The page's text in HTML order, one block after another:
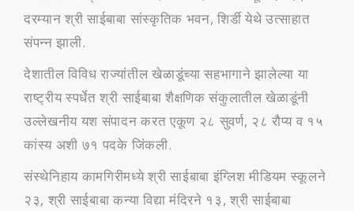
दरम्यान श्री साईबाबा सांस्कृतिक भवन, शिर्डी येथे उत्साहात
संपन्न झाली.
देशातील विविध राज्यांतील खेळाडूंच्या सहभागाने झालेल्या या
राष्ट्रीय स्पर्धेत श्री साईबाबा शैक्षणिक संकुलातील खेळाडूंनी
उल्लेखनीय यश संपादन करत एकूण २८ सुवर्ण, २८ रौप्य व १५
कांस्य अशी ७१ पदके जिंकली.
संस्थेनिहाय कामगिरीमध्ये श्री साईबाबा इंग्लिश मीडियम स्कूलने
२३, श्री साईबाबा कन्या विद्या मंदिरने १३, श्री साईबाबा